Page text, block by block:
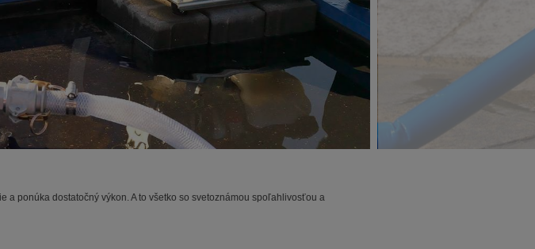
a ponúka dostatočný výkon. A to všetko so svetoznámou spoľahlivosťou a